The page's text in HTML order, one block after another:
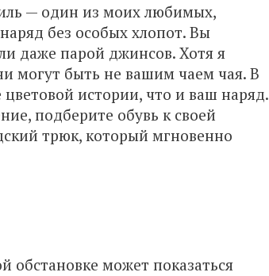
— один из моих любимых,
без особых хлопот. Вы
даже парой джинсов. Хотя я
могут быть не вашим чаем чая. В
истории, что и ваш наряд.
подберите обувь к своей
трюк, который мгновенно
обстановке может показаться